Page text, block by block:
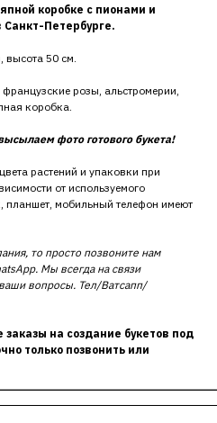
коробке с пионами и
Петербурге.
высота 50 см.
розы, альстромерии,
коробка.
фото готового букета!
растений и упаковки при
от используемого
планшет, мобильный телефон имеют
то просто позвоните нам
Мы всегда на связи
вопросы. Тел/Ватсапп/
на создание букетов под
только позвонить или